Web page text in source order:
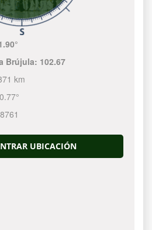
Brújula: 102.67
km
UBICACIÓN